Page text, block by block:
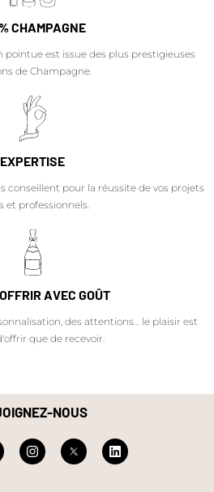
CHAMPAGNE
pointue est issue des plus prestigieuses
de Champagne.
EXPERTISE
conseillent pour la réussite de vos projets
et professionnels.
AVEC GOÛT
des attentions… le plaisir est
que de recevoir.
NOUS